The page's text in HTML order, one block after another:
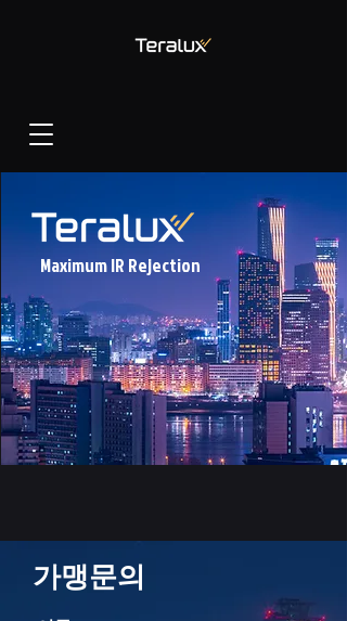
Maximum IR Rejection
가맹문의